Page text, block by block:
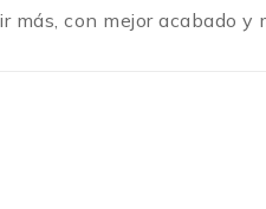
más, con mejor acabado y